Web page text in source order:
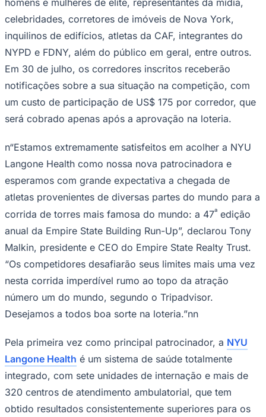
inquilinos de edifícios, atletas da CAF, integrantes do
NYPD e FDNY, além do público em geral, entre outros.
Em 30 de julho, os corredores inscritos receberão
notificações sobre a sua situação na competição, com
um custo de participação de US$ 175 por corredor, que
será cobrado apenas após a aprovação na loteria.
n“Estamos extremamente satisfeitos em acolher a NYU
esperamos com grande expectativa a chegada de
atletas provenientes de diversas partes do mundo para a
corrida de torres mais famosa do mundo: a 47ª edição
anual da Empire State Building Run-Up”, declarou Tony
Malkin, presidente e CEO do Empire State Realty Trust.
“Os competidores desafiarão seus limites mais uma vez
nesta corrida imperdível rumo ao topo da atração
número um do mundo, segundo o Tripadvisor.
Desejamos a todos boa sorte na loteria.”nn
Pela primeira vez como principal patrocinador, a
integrado, com sete unidades de internação e mais de
320 centros de atendimento ambulatorial, que tem
obtido resultados consistentemente superiores para os
pacientes por meio de um foco rigoroso na qualidade,